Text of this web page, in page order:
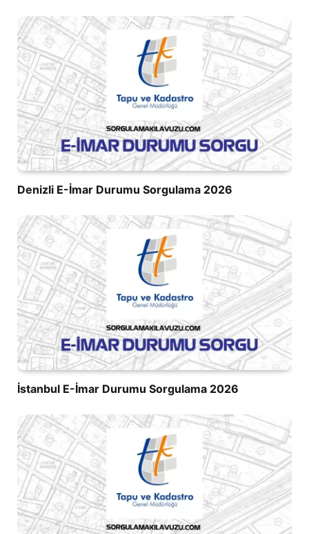
Denizli E-İmar Durumu Sorgulama 2026
İstanbul E-İmar Durumu Sorgulama 2026